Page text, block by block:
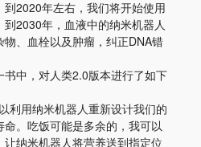
2020年左右，我们将开始使用
2030年，血液中的纳米机器人
、血栓以及肿瘤，纠正DNA错
中，对人类2.0版本进行了如下
利用纳米机器人重新设计我们的
。吃饭可能是多余的，我可以
纳米机器人将营养送到指定位